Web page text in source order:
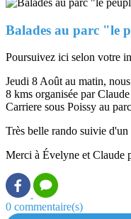
Balades au parc "le
Poursuivez ici selon votre
Jeudi 8 Août au matin,
8 kms organisée par
Carriere sous Poissy au
Très belle rando suivie
Merci à Évelyne et Claude
0 commentaire(s)